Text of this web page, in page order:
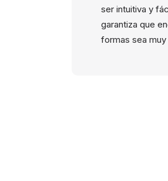
ser intuitiva y
garantiza que
formas sea